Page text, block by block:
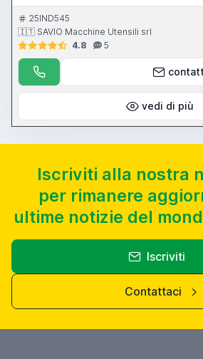
25IND545
🇮🇹 SAVIO Macchine Utensili srl
4.8
5
vedi di più
Iscriviti alla nostra
per rimanere
ultime notizie del
Iscriviti
Contattaci